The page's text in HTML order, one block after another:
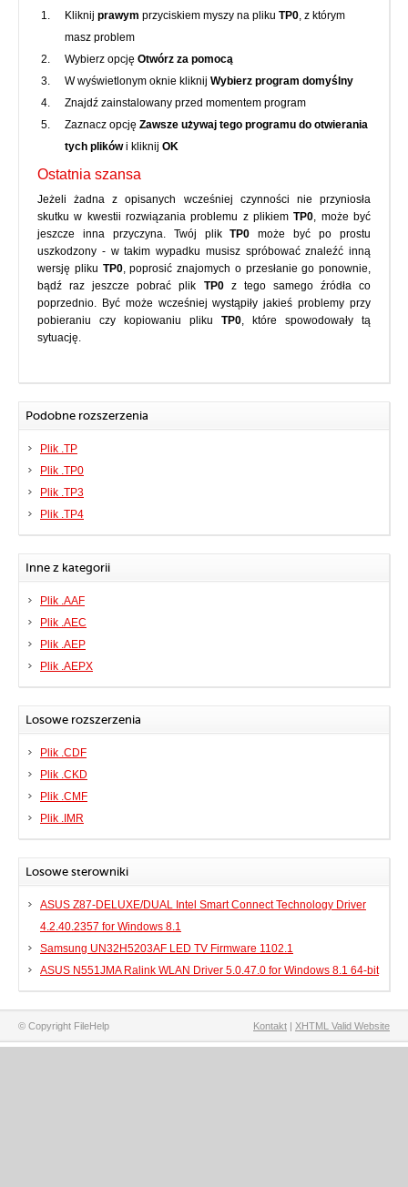
Kliknij prawym przyciskiem myszy na pliku TP0, z którym
masz problem
Wybierz opcję Otwórz za pomocą
W wyświetlonym oknie kliknij Wybierz program domyślny
Znajdź zainstalowany przed momentem program
Zaznacz opcję Zawsze używaj tego programu do otwierania
tych plikówi kliknij OK
Ostatnia szansa
Jeżeli żadna z opisanych wcześniej czynności nie przyniosła
skutku w kwestii rozwiązania problemu z plikiemTP0, może być
jeszcze inna przyczyna. Twój plikTP0 może być po prostu
uszkodzony - w takim wypadku musisz spróbować znaleźć inną
wersję pliku TP0, poprosić znajomych o przesłanie go ponownie,
bądź raz jeszcze pobrać plik TP0z tego samego źródła co
poprzednio. Być może wcześniej wystąpiły jakieś problemy przy
pobieraniu czy kopiowaniu pliku TP0, które spowodowały tą
sytuację.
Podobne rozszerzenia
Plik .TP
Plik .TP0
Plik .TP3
Plik .TP4
Inne z kategorii
Plik .AAF
Plik .AEC
Plik .AEP
Plik .AEPX
Losowe rozszerzenia
Plik .CDF
Plik .CKD
Plik .CMF
Plik .IMR
Losowe sterowniki
ASUS Z87-DELUXE/DUAL Intel Smart Connect Technology Driver
4.2.40.2357 for Windows 8.1
Samsung UN32H5203AF LED TV Firmware 1102.1
ASUS N551JMA Ralink WLAN Driver 5.0.47.0 for Windows 8.1 64-bit
© Copyright FileHelp Kontakt | XHTML Valid Website